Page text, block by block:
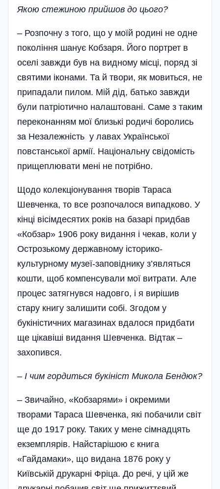
Якою стежиною прийшов до цього?
– Розпочну з того, що у моїй родині не одне
покоління шанує Кобзаря. Його портрет в
оселі завжди був на видному місці, поряд зі
святими іконами. Та й твори, як мовиться, не
припадали пилом. Мій дід, батько завжди
були патріотично налаштовані. Саме з таким
переконанням мої близькі родичі боролись
за Незалежність у лавах Української
повстанської армії. Національну свідомість
прищеплювати мені не потрібно.
Щодо колекціонування творів Тараса
Шевченка, то все розпочалося випадково. У
кінці вісімдесятих років на базарі придбав
«Кобзар» 1906 року видання і чекав, коли у
Острозькому державному історико-
культурному музеї-заповіднику з’являться
кошти, щоб компенсували мої витрати. Але
процес затягнувся надовго, і я вирі­шив
стару книгу залишити собі. Згодом у
букіністичних магазинах вдалося придбати
ще цікавіші видання Шевченка. Відтак –
захопився.
– І чим гордиться букініст Микола Бендюк?
– Звичайно, «Кобзарями» і окремими
творами Тараса Шевченка, які побачили світ
ще до 1917 року. Таких у мене сімнадцять
екземплярів. Найстарішою є книга
«Гайдамаки», що видана 1876 року у
Київській друкарні Фріца. До речі, у цій же